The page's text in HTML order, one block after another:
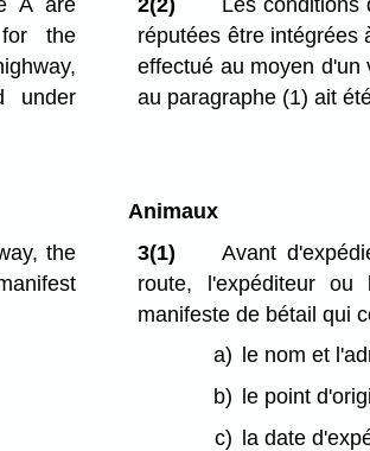
the
under
réputées être intégrées
effectué au moyen
au paragraphe (1) ait
the
Animaux
3(1)
Avant
route, l'expéditeur ou
manifeste de bétail qui
a)
le nom et
b)
le point
c) la date